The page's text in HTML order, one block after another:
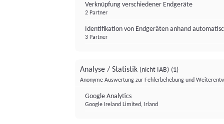
Verknüpfung verschiedener Endgeräte
2 Partner
Identifikation von Endgeräten anhand
3 Partner
Analyse / Statistik (nicht IAB) (1)
Anonyme Auswertung zur Fehlerbehebung und
Google Analytics
Google Ireland Limited, Irland